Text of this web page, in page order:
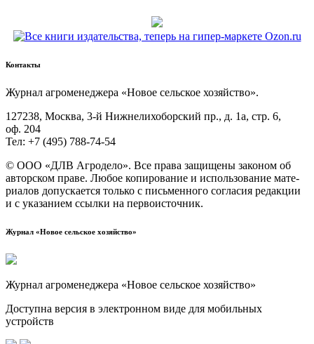
Контакты
Жур­нал агро­ме­не­дже­ра «Новое сель­ское хозяйство».
127238, Москва, 3‑й Ниж­не­ли­хо­бор­ский пр., д. 1а, стр. 6,
оф. 204
Тел: +7 (495) 788‑74‑54
© ООО «ДЛВ Агро­де­ло». Все пра­ва защи­ще­ны зако­ном об
автор­ском пра­ве. Любое копи­ро­ва­ние и исполь­зо­ва­ние мате­
ри­а­лов допус­ка­ет­ся толь­ко с пись­мен­но­го согла­сия редак­ции
и с ука­за­ни­ем ссыл­ки на первоисточник.
Журнал «Новое сельское хозяйство»
Журнал агроменеджера «Новое сельское хозяйство»
Доступна версия в электронном виде для мобильных
устройств